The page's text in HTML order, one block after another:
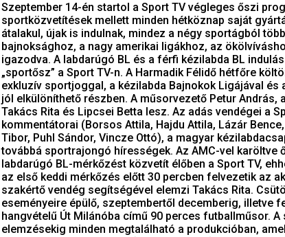
Szeptember 14-én startol a Sport TV végleges őszi
sportközvetítések mellett minden hétköznap saját
átalakul, újak is indulnak, mindez a négy sportágból
bajnoksághoz, a nagy amerikai ligákhoz, az
igazodva. A labdarúgó BL és a férfi kézilabda BL
„sportősz” a Sport TV-n. A Harmadik Félidő hétfőre
exkluzív sportjoggal, a kézilabda Bajnokok Ligájával
jól elkülöníthető részben. A műsorvezető Petur András,
Takács Rita és Lipcsei Betta lesz. Az adás vendégei a
kommentátorai (Borsos Attila, Hajdu Attila, Lázár
Tibor, Puhl Sándor, Vincze Ottó), a magyar
továbbá sportrajongó hírességek. Az AMC-vel karöltve
labdarúgó BL-mérkőzést közvetít élőben a Sport TV,
az első keddi mérkőzés előtt 30 percben felvezetik az
szakértő vendég segítségével elemzi Takács Rita.
eseményeire épülő, szeptembertől decemberig, illetve
hangvételű Út Milánóba című 90 perces futballműsor.
elemzésekig minden megtalálható a produkcióban,